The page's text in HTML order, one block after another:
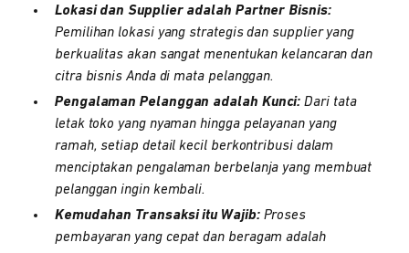
Lokasi dan Supplier adalah Partner Bisnis:
Pemilihan lokasi yang strategis dan supplier yang
berkualitas akan sangat menentukan kelancaran dan
citra bisnis Anda di mata pelanggan.
Pengalaman Pelanggan adalah Kunci: Dari tata
letak toko yang nyaman hingga pelayanan yang
ramah, setiap detail kecil berkontribusi dalam
menciptakan pengalaman berbelanja yang membuat
pelanggan ingin kembali.
Kemudahan Transaksi itu Wajib:Proses
pembayaran yang cepat dan beragam adalah